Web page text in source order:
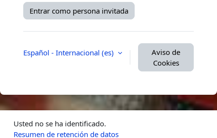
Entrar como persona invitada
Español - Internacional ‎(es)‎
Aviso de
Cookies
Usted no se ha identificado.
Resumen de retención de datos